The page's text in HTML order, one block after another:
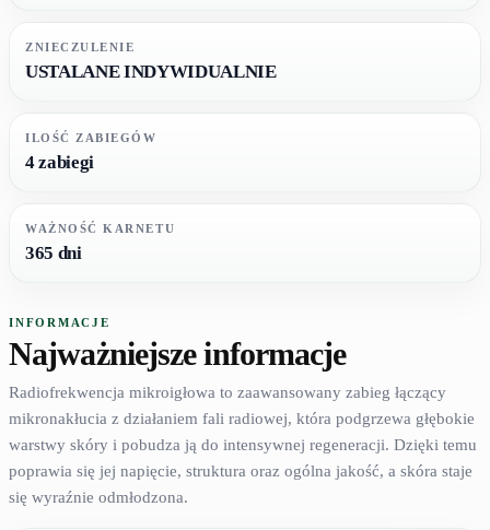
ZNIECZULENIE
USTALANE INDYWIDUALNIE
ILOŚĆ ZABIEGÓW
4 zabiegi
WAŻNOŚĆ KARNETU
365 dni
INFORMACJE
Najważniejsze informacje
Radiofrekwencja mikroigłowa to zaawansowany zabieg łączący
mikronakłucia z działaniem fali radiowej, która podgrzewa głębokie
warstwy skóry i pobudza ją do intensywnej regeneracji. Dzięki temu
poprawia się jej napięcie, struktura oraz ogólna jakość, a skóra staje
się wyraźnie odmłodzona.